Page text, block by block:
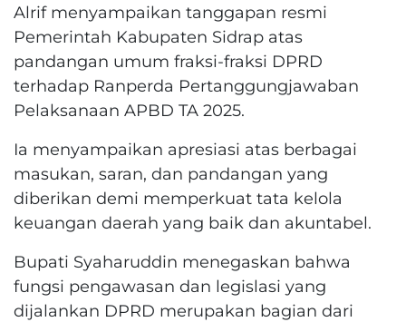
Alrif menyampaikan tanggapan resmi
Pemerintah Kabupaten Sidrap atas
pandangan umum fraksi-fraksi DPRD
terhadap Ranperda Pertanggungjawaban
Pelaksanaan APBD TA 2025.
Ia menyampaikan apresiasi atas berbagai
masukan, saran, dan pandangan yang
diberikan demi memperkuat tata kelola
keuangan daerah yang baik dan akuntabel.
Bupati Syaharuddin menegaskan bahwa
fungsi pengawasan dan legislasi yang
dijalankan DPRD merupakan bagian dari